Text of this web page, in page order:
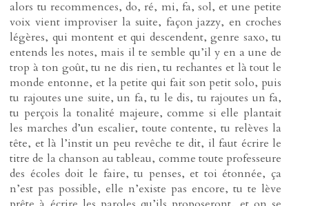
alors tu recommences, do, ré, mi, fa, sol, et une petite
voix vient improviser la suite, façon jazzy, en croches
légères, qui montent et qui descendent, genre saxo, tu
entends les notes, mais il te semble qu’il y en a une de
trop à ton goût, tu ne dis rien, tu rechantes et là tout le
monde entonne, et la petite qui fait son petit solo, puis
tu rajoutes une suite, un fa, tu le dis, tu rajoutes un fa,
tu perçois la tonalité majeure, comme si elle plantait
les marches d’un escalier, toute contente, tu relèves la
tête, et là l’instit un peu revêche te dit, il faut écrire le
titre de la chanson au tableau, comme toute professeure
des écoles doit le faire, tu penses, et toi étonnée, ça
n’est pas possible, elle n’existe pas encore, tu te lève